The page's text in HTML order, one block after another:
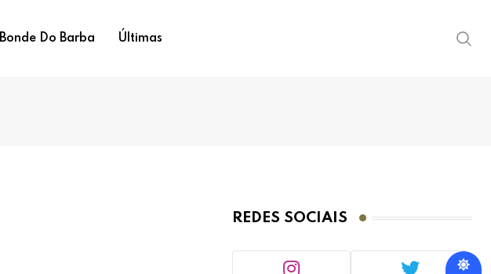
Bonde Do Barba Últimas
REDES SOCIAIS